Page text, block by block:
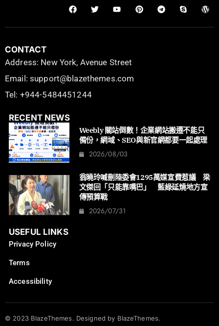
CONTACT
Address: New York, Avenue Street
Email: support@blazethemes.com
Tel: +944-5484451244
RECENT NEWS
Weebly 關站倒數！企業網站搬遷不能只
備份，網域、SEO與新官網都要一起處理
2026/08/03
翁曉玲喊刪陸委會1295萬媒宣費惹議 梁
文傑回「只能靠嘴巴」 藍綠延燒地方宣
傳預算戰
2026/07/31
USEFUL LINKS
Privacy Policy
Terms
Accessibility
© 2023 BlazeThemes. Designed by BlazeThemes.